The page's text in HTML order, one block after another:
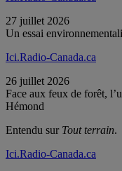
27 juillet 2026
Un essai
Ici.Radio-Canada.ca
26 juillet 2026
Face aux feux de forêt,
Hémond
Entendu sur Tout terrain.
Ici.Radio-Canada.ca